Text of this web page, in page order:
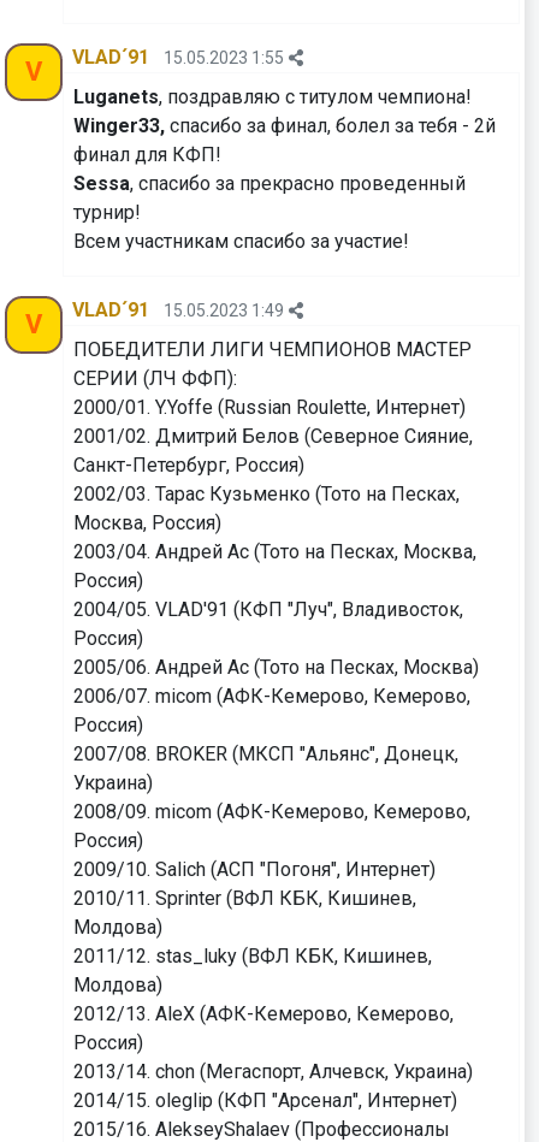
V VLAD´91 15.05.2023 1:55
Luganets, поздравляю с титулом чемпиона!
Winger33, спасибо за финал, болел за тебя - 2й
финал для КФП!
Sessa, спасибо за прекрасно проведенный
турнир!
Всем участникам спасибо за участие!
V VLAD´91 15.05.2023 1:49
ПОБЕДИТЕЛИ ЛИГИ ЧЕМПИОНОВ МАСТЕР
СЕРИИ (ЛЧ ФФП):
2000/01. Y.Yoffe (Russian Roulette, Интернет)
2001/02. Дмитрий Белов (Северное Сияние,
Санкт-Петербург, Россия)
2002/03. Тарас Кузьменко (Тото на Песках,
Москва, Россия)
2003/04. Андрей Ас (Тото на Песках, Москва,
Россия)
2004/05. VLAD'91 (КФП "Луч", Владивосток,
Россия)
2005/06. Андрей Ас (Тото на Песках, Москва)
2006/07. micom (АФК-Кемерово, Кемерово,
Россия)
2007/08. BROKER (МКСП "Альянс", Донецк,
Украина)
2008/09. micom (АФК-Кемерово, Кемерово,
Россия)
2009/10. Salich (АСП "Погоня", Интернет)
2010/11. Sprinter (ВФЛ КБК, Кишинев,
Молдова)
2011/12. stas_luky (ВФЛ КБК, Кишинев,
Молдова)
2012/13. AleX (АФК-Кемерово, Кемерово,
Россия)
2013/14. chon (Мегаспорт, Алчевск, Украина)
2014/15. oleglip (КФП "Арсенал", Интернет)
2015/16. AlekseyShalaev (Профессионалы